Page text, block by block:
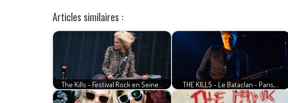
Articles similaires :
The Kills - Festival Rock en Seine… THE KILLS - Le Bataclan - Paris,…